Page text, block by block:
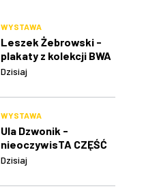
WYSTAWA
Leszek Żebrowski -
plakaty z kolekcji BWA
w Rzeszowie
Dzisiaj
WYSTAWA
Ula Dzwonik -
nieoczywisTA CZĘŚĆ
ZAPISU
Dzisiaj